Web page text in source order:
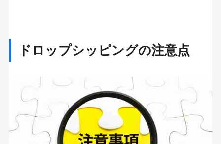
ドロップシッピングの注意点